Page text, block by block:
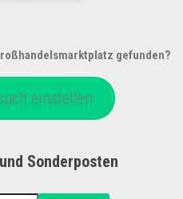
gefunden?
einstellen
Sonderposten